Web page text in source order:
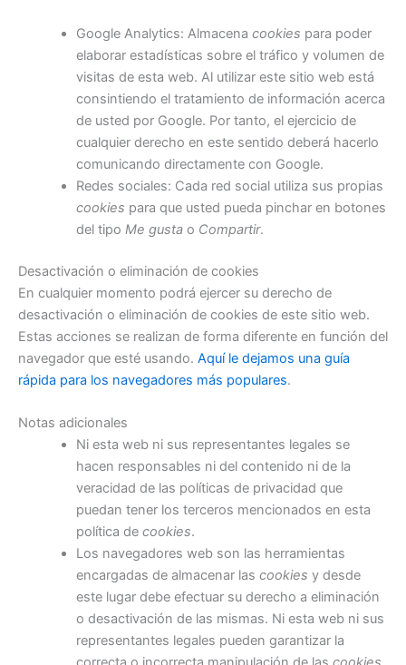
Google Analytics: Almacena cookies para poder
elaborar estadísticas sobre el tráfico y volumen de
visitas de esta web. Al utilizar este sitio web está
consintiendo el tratamiento de información acerca
de usted por Google. Por tanto, el ejercicio de
cualquier derecho en este sentido deberá hacerlo
comunicando directamente con Google.
Redes sociales: Cada red social utiliza sus propias
cookies para que usted pueda pinchar en botones
del tipo Me gustao Compartir.
Desactivación o eliminación de cookies
En cualquier momento podrá ejercer su derecho de
desactivación o eliminación de cookies de este sitio web.
Estas acciones se realizan de forma diferente en función del
navegador que esté usando. Aquí le dejamos una guía
rápida para los navegadores más populares.
Notas adicionales
Ni esta web ni sus representantes legales se
hacen responsables ni del contenido ni de la
veracidad de las políticas de privacidad que
puedan tener los terceros mencionados en esta
política de cookies.
Los navegadores web son las herramientas
encargadas de almacenar las cookies y desde
este lugar debe efectuar su derecho a eliminación
o desactivación de las mismas. Ni esta web ni sus
representantes legales pueden garantizar la